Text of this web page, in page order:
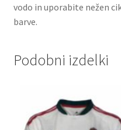
vodo in uporabite nežen
barve.
Podobni izdelki